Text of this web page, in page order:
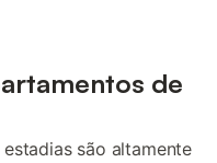
de
são altamente